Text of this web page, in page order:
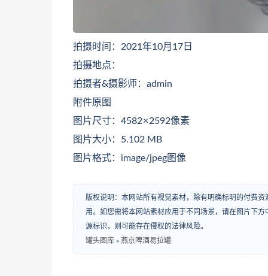
拍摄时间：2021年10月17日
拍摄地点：
拍摄者&摄影师：admin
附件原图
图片尺寸：4582 × 2592像素
图片大小：5.102 MB
图片格式：image/jpeg图像
版权说明：本网站所有视觉素材，除有明确标明的付费
用。如您需将本网站素材应用于不同场景，请在图片下
源标识，则可能存在侵权的法律风险。
罐头图库 » 燕京啤酒易拉罐